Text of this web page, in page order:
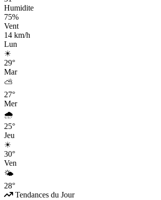
Humidite
75%
Vent
14 km/h
Lun
☀
29°
Mar
⛅
27°
Mer
🌧
25°
Jeu
☀
30°
Ven
🌤
28°
Tendances du Jour